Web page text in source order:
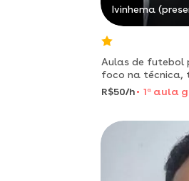
Ivinhema
Aulas de futebol
foco na técnica,
físico
R$50/h 1 a aula